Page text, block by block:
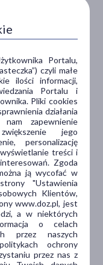
Oro należy
ma
serca lub niskie
maniakalną; ma
ciśnienie w oku,
ma choroby
lub udać się
myśli
i
przyjmowanych
o lekach, które
o tych, które
stosuje:
MAO); lekami
Portalu,
czyli małe
ilości informacji,
Portalu i
Pliki cookies
działania
zapewnienie
jego
personalizację
treści i
Zgoda
ją wycofać w
"Ustawienia
Klientów,
www.doz.pl, jest
a w niektórych
o celach
przez naszych
ochrony
przez nas z